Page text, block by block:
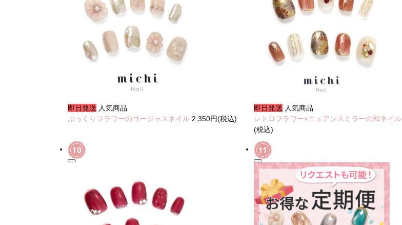
即日発送 人気商品
ぷっくりフラワーのゴージャスネイル 2,350円(税込)
即日発送 人気商品
レトロフラワー×ニュアンスミラーの和ネイル
(税込)